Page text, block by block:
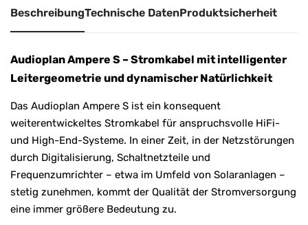
BeschreibungTechnische DatenProduktsicherheit
Audioplan Ampere S – Stromkabel mit intelligenter
Leitergeometrie und dynamischer Natürlichkeit
Das Audioplan Ampere S ist ein konsequent
weiterentwickeltes Stromkabel für anspruchsvolle HiFi-
und High-End-Systeme. In einer Zeit, in der Netzstörungen
durch Digitalisierung, Schaltnetzteile und
Frequenzumrichter – etwa im Umfeld von Solaranlagen –
stetig zunehmen, kommt der Qualität der Stromversorgung
eine immer größere Bedeutung zu.